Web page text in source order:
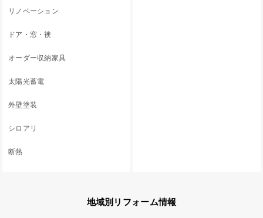
リノベーション
ドア・窓・襖
オーダー収納家具
太陽光蓄電
外壁塗装
シロアリ
断熱
地域別リフォーム情報